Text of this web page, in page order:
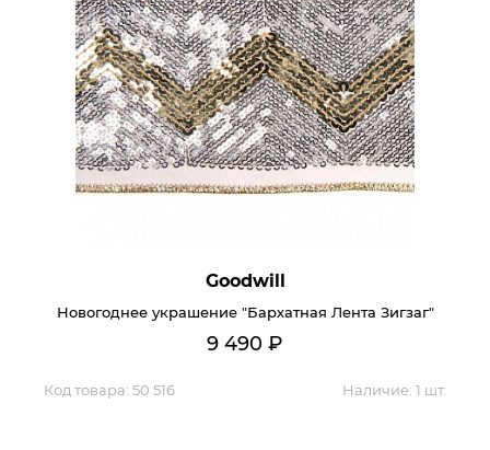
Goodwill
Новогоднее украшение "Бархатная Лента Зигзаг"
9 490 ₽
Код товара: 50 516 Наличие: 1 шт.